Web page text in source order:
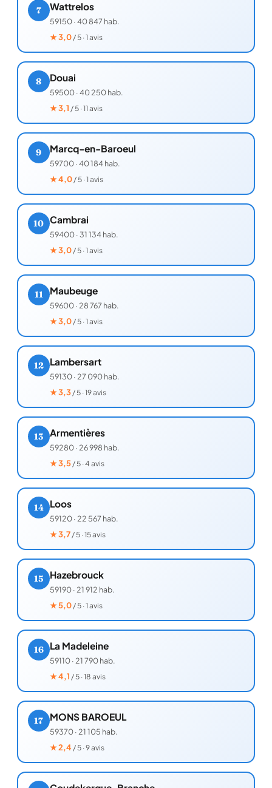
7 Wattrelos
59150·40 847 hab.
★3,0/ 5 · 1 avis
8 Douai
59500·40 250 hab.
★3,1 / 5 · 11 avis
9 Marcq-en-Baroeul
59700·40 184 hab.
★4,0/ 5 · 1 avis
10 Cambrai
59400·31 134 hab.
★3,0/ 5 · 1 avis
11 Maubeuge
59600·28 767 hab.
★3,0/ 5 · 1 avis
12 Lambersart
59130·27 090 hab.
★3,3/ 5 · 19 avis
13 Armentières
59280·26 998 hab.
★3,5/ 5 · 4 avis
14 Loos
59120·22 567 hab.
★3,7/ 5 · 15 avis
15 Hazebrouck
59190·21 912 hab.
★5,0/ 5 · 1 avis
16 La Madeleine
59110·21 790 hab.
★4,1 / 5 · 18 avis
17 MONS BAROEUL
59370·21 105 hab.
★2,4 / 5 · 9 avis